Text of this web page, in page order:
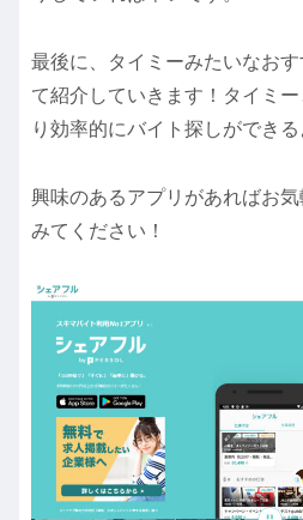
最後に、タイミーみたいなお
て紹介していきます！タイミ
り効率的にバイト探しができる
興味のあるアプリがあればお
みてください！